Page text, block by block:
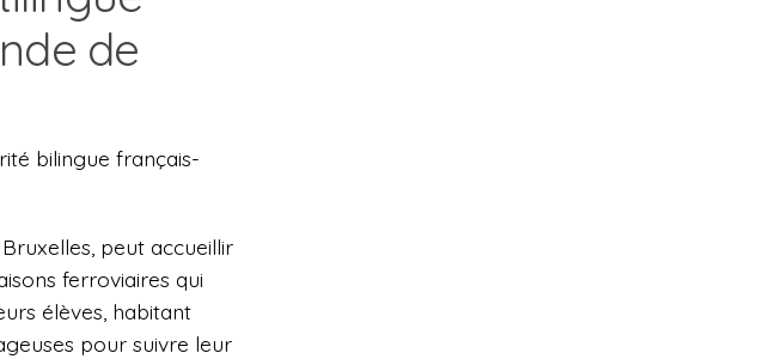
de
bilingue français-
peut accueillir
ferroviaires qui
élèves, habitant
pour suivre leur